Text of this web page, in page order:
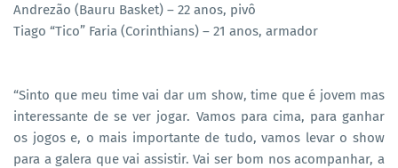
Andrezão (Bauru Basket) – 22 anos, pivô
Tiago “Tico” Faria (Corinthians) – 21 anos, armador
“Sinto que meu time vai dar um show, time que é jovem mas
interessante de se ver jogar. Vamos para cima, para ganhar
os jogos e, o mais importante de tudo, vamos levar o show
para a galera que vai assistir. Vai ser bom nos acompanhar, a